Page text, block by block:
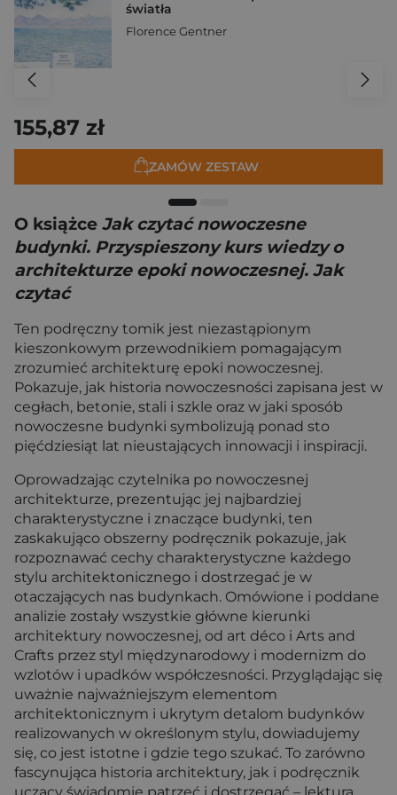
światła
Florence Gentner
155,87 zł
ZAMÓW ZESTAW
O książce Jak czytać nowoczesne
budynki. Przyspieszony kurs wiedzy o
architekturze epoki nowoczesnej. Jak
czytać
Ten podręczny tomik jest niezastąpionym
kieszonkowym przewodnikiem pomagającym
zrozumieć architekturę epoki nowoczesnej.
Pokazuje, jak historia nowoczesności zapisana jest w
cegłach, betonie, stali i szkle oraz w jaki sposób
nowoczesne budynki symbolizują ponad sto
pięćdziesiąt lat nieustających innowacji i inspiracji.
Oprowadzając czytelnika po nowoczesnej
architekturze, prezentując jej najbardziej
charakterystyczne i znaczące budynki, ten
zaskakująco obszerny podręcznik pokazuje, jak
rozpoznawać cechy charakterystyczne każdego
stylu architektonicznego i dostrzegać je w
otaczających nas budynkach. Omówione i poddane
analizie zostały wszystkie główne kierunki
architektury nowoczesnej, od art déco i Arts and
Crafts przez styl międzynarodowy i modernizm do
wzlotów i upadków współczesności. Przyglądając się
uważnie najważniejszym elementom
architektonicznym i ukrytym detalom budynków
realizowanych w określonym stylu, dowiadujemy
się, co jest istotne i gdzie tego szukać. To zarówno
fascynująca historia architektury, jak i podręcznik